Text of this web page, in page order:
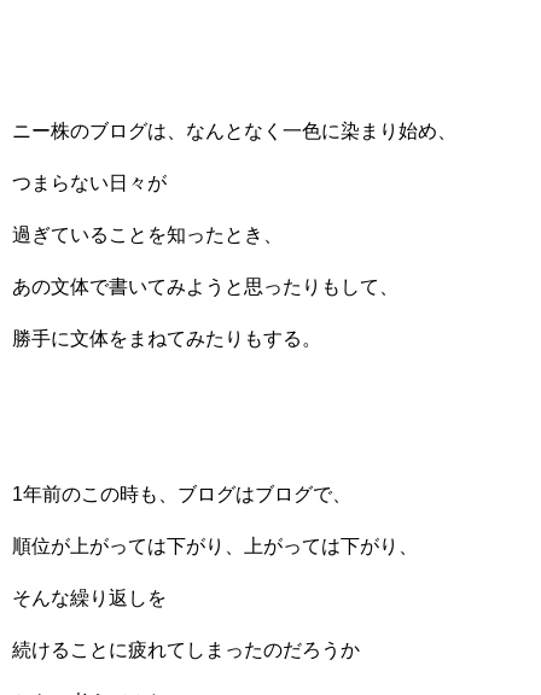
ニー株のブログは、なんとなく一色に染まり始め、
つまらない日々が
過ぎていることを知ったとき、
あの文体で書いてみようと思ったりもして、
勝手に文体をまねてみたりもする。
1年前のこの時も、ブログはブログで、
順位が上がっては下がり、上がっては下がり、
そんな繰り返しを
続けることに疲れてしまったのだろうか